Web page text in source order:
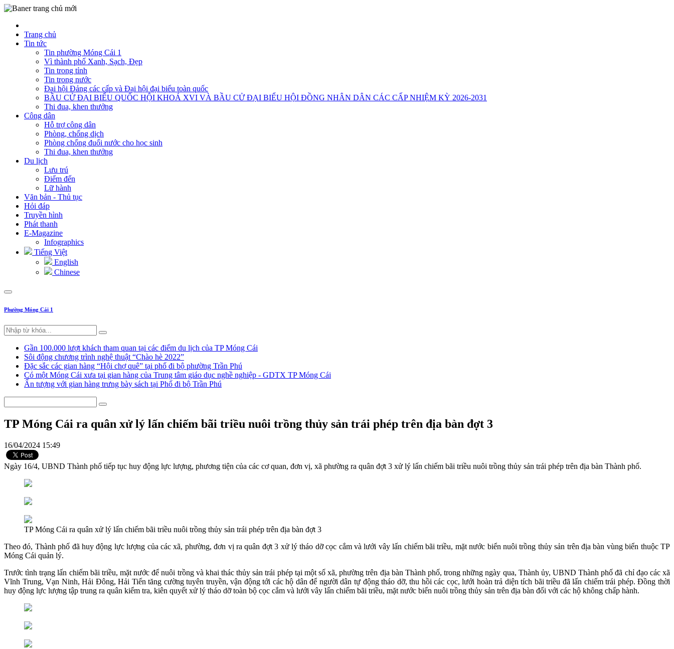
Trang chủ
Tin tức
Tin phường Móng Cái 1
Vì thành phố Xanh, Sạch, Đẹp
Tin trong tỉnh
Tin trong nước
Đại hội Đảng các cấp và Đại hội đại biểu toàn quốc
BẦU CỬ ĐẠI BIỂU QUỐC HỘI KHOÁ XVI VÀ BẦU CỬ ĐẠI BIỂU HỘI ĐỒNG NHÂN DÂN CÁC CẤP NHIỆM KỲ 2026-2031
Thi đua, khen thưởng
Công dân
Hỗ trợ công dân
Phòng, chống dịch
Phòng chống đuối nước cho học sinh
Thi đua, khen thưởng
Du lịch
Lưu trú
Điểm đến
Lữ hành
Văn bản - Thủ tục
Hỏi đáp
Truyền hình
Phát thanh
E-Magazine
Infographics
Tiếng Việt
English
Chinese
Phường Móng Cái 1
Gần 100.000 lượt khách tham quan tại các điểm du lịch của TP Móng Cái
Sôi động chương trình nghệ thuật “Chào hè 2022”
Đặc sắc các gian hàng “Hội chợ quê” tại phố đi bộ phường Trần Phú
Có một Móng Cái xưa tại gian hàng của Trung tâm giáo dục nghề nghiệp - GDTX TP Móng Cái
Ấn tượng với gian hàng trưng bày sách tại Phố đi bộ Trần Phú
TP Móng Cái ra quân xử lý lấn chiếm bãi triều nuôi trồng thủy sản trái phép trên địa bàn đợt 3
16/04/2024 15:49
Ngày 16/4, UBND Thành phố tiếp tục huy động lực lượng, phương tiện của các cơ quan, đơn vị, xã phường ra quân đợt 3 xử lý lấn chiếm bãi triều nuôi trồng thủy sản trái phép trên địa bàn Thành phố.
TP Móng Cái ra quân xử lý lấn chiếm bãi triều nuôi trồng thủy sản trái phép trên địa bàn đợt 3
Theo đó, Thành phố đã huy động lực lượng của các xã, phường, đơn vị ra quân đợt 3 xử lý tháo dỡ cọc cắm và lưới vây lấn chiếm bãi triều, mặt nước biển nuôi trồng thủy sản trên địa bàn vùng biển thuộc TP
Móng Cái quản lý.
Trước tình trạng lấn chiếm bãi triều, mặt nước để nuôi trồng và khai thác thủy sản trái phép tại một số xã, phường trên địa bàn Thành phố, trong những ngày qua, Thành ủy, UBND Thành phố đã chỉ đạo các xã
Vĩnh Trung, Vạn Ninh, Hải Đông, Hải Tiến tăng cường tuyên truyền, vận động tới các hộ dân để người dân tự động tháo dỡ, thu hồi các cọc, lưới hoàn trả diện tích bãi triều đã lấn chiếm trái phép. Đồng thời
huy động lực lượng tập trung ra quân kiểm tra, kiên quyết xử lý tháo dỡ toàn bộ cọc cắm và lưới vây lấn chiếm bãi triều, mặt nước biển nuôi trồng thủy sản trên địa bàn đối với các hộ không chấp hành.